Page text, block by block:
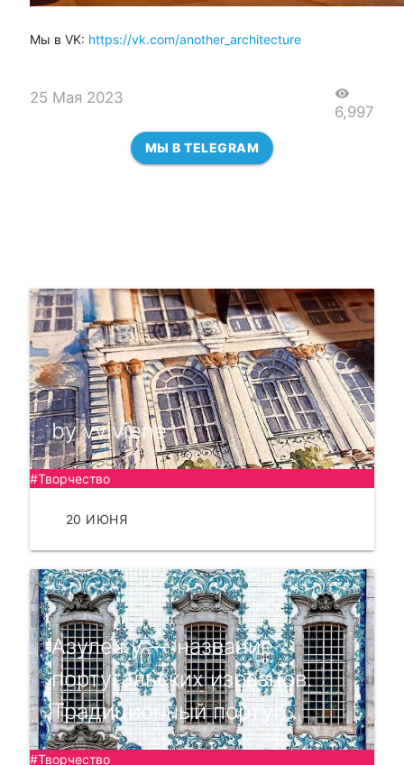
Мы в VK: https://vk.com/another_architecture
25 Мая 2023 visibility
6,997
МЫ В TELEGRAM
by vviviene
#Творчество
20 ИЮНЯ
Азуле́жу — название
португальских изразцов.
Традиционный португ...
#Творчество